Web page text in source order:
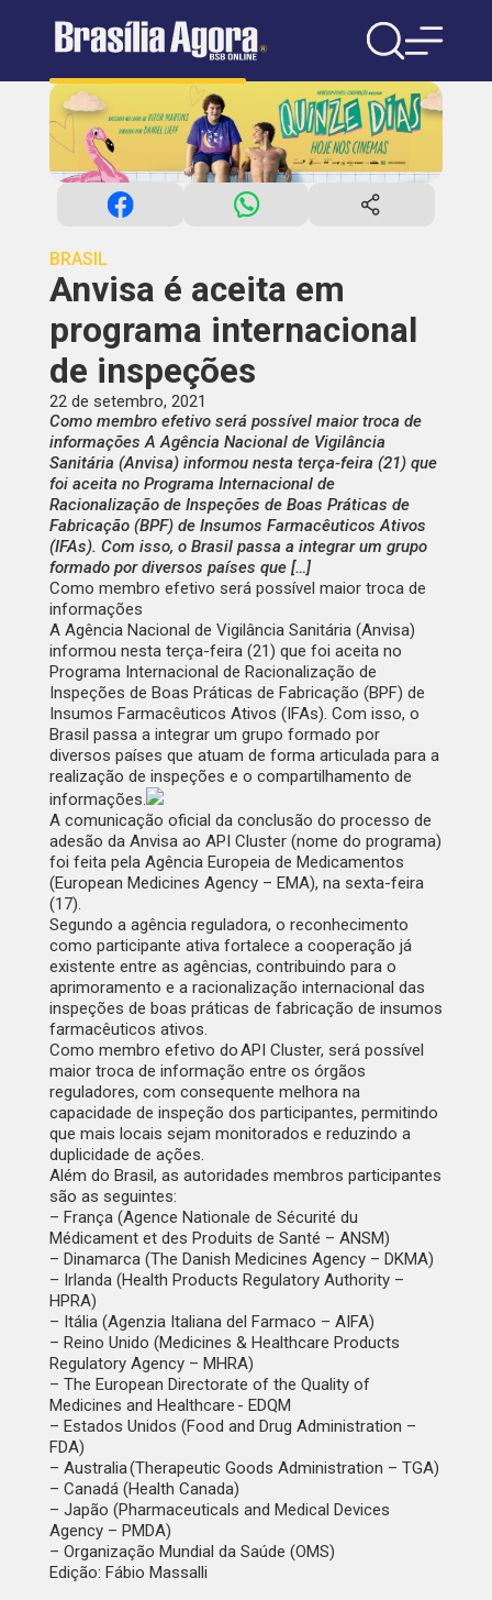
BRASIL
Anvisa é aceita em
programa internacional
de inspeções
22 de setembro, 2021
Como membro efetivo será possível maior troca de
informações A Agência Nacional de Vigilância
Sanitária (Anvisa) informou nesta terça-feira (21) que
foi aceita no Programa Internacional de
Racionalização de Inspeções de Boas Práticas de
Fabricação (BPF) de Insumos Farmacêuticos Ativos
(IFAs). Com isso, o Brasil passa a integrar um grupo
formado por diversos países que […]
Como membro efetivo será possível maior troca de
informações
A Agência Nacional de Vigilância Sanitária (Anvisa)
informou nesta terça-feira (21) que foi aceita no
Programa Internacional de Racionalização de
Inspeções de Boas Práticas de Fabricação (BPF) de
Insumos Farmacêuticos Ativos (IFAs). Com isso, o
Brasil passa a integrar um grupo formado por
diversos países que atuam de forma articulada para a
realização de inspeções e o compartilhamento de
informações.
A comunicação oficial da conclusão do processo de
adesão da Anvisa ao API Cluster (nome do programa)
foi feita pela Agência Europeia de Medicamentos
(European Medicines Agency – EMA), na sexta-feira
(17).
Segundo a agência reguladora, o reconhecimento
como participante ativa fortalece a cooperação já
existente entre as agências, contribuindo para o
aprimoramento e a racionalização internacional das
inspeções de boas práticas de fabricação de insumos
farmacêuticos ativos.
Como membro efetivo do API Cluster, será possível
maior troca de informação entre os órgãos
reguladores, com consequente melhora na
capacidade de inspeção dos participantes, permitindo
que mais locais sejam monitorados e reduzindo a
duplicidade de ações.
Além do Brasil, as autoridades membros participantes
são as seguintes:
– França (Agence Nationale de Sécurité du
Médicament et des Produits de Santé – ANSM)
– Dinamarca (The Danish Medicines Agency – DKMA)
– Irlanda (Health Products Regulatory Authority –
HPRA)
– Itália (Agenzia Italiana del Farmaco – AIFA)
– Reino Unido (Medicines & Healthcare Products
Regulatory Agency – MHRA)
– The European Directorate of the Quality of
Medicines and Healthcare - EDQM
– Estados Unidos (Food and Drug Administration –
FDA)
– Australia (Therapeutic Goods Administration – TGA)
– Canadá (Health Canada)
– Japão (Pharmaceuticals and Medical Devices
Agency – PMDA)
– Organização Mundial da Saúde (OMS)
Edição: Fábio Massalli